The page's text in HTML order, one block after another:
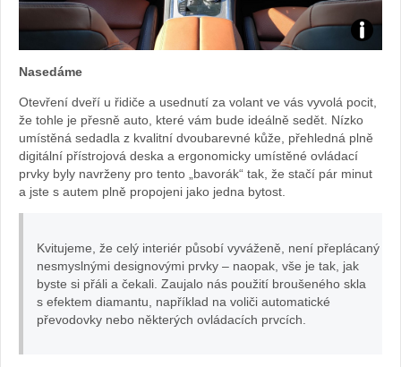
Foto:
Kvášová
Nasedáme
Otevření dveří u řidiče a usednutí za volant ve vás vyvolá pocit,
že tohle je přesně auto, které vám bude ideálně sedět. Nízko
umístěná sedadla z kvalitní dvoubarevné kůže, přehledná plně
digitální přístrojová deska a ergonomicky umístěné ovládací
prvky byly navrženy pro tento „bavorák“ tak, že stačí pár minut
a jste s autem plně propojeni jako jedna bytost.
Kvitujeme, že celý interiér působí vyváženě, není přeplácaný
nesmyslnými designovými prvky – naopak, vše je tak, jak
byste si přáli a čekali. Zaujalo nás použití broušeného skla
s efektem diamantu, například na voliči automatické
převodovky nebo některých ovládacích prvcích.